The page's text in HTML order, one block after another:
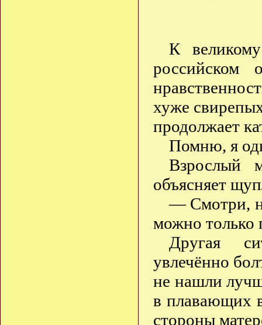
К
российском
хуже
продолжает
Помню, я
Взрослый
объясняет
— Смотри,
можно только
Другая
увлечённо
не нашли
в плавающих
стороны